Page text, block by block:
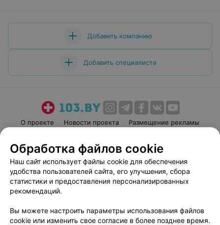
Добавить компанию
Добавить специалиста
О проекте Новости проекта
Размещение рекламы
Пользовательское соглашение
Способы оплаты
Вакансии
Партнеры
Написать руководителю 103.by
Обработка персональных данных
Обработка файлов cookie
Наш сайт использует файлы cookie для обеспечения
удобства пользователей сайта, его улучшения, сбора
статистики и предоставления персонализированных
рекомендаций.
Вы можете настроить параметры использования файлов
cookie или изменить свое согласие в более позднее время.